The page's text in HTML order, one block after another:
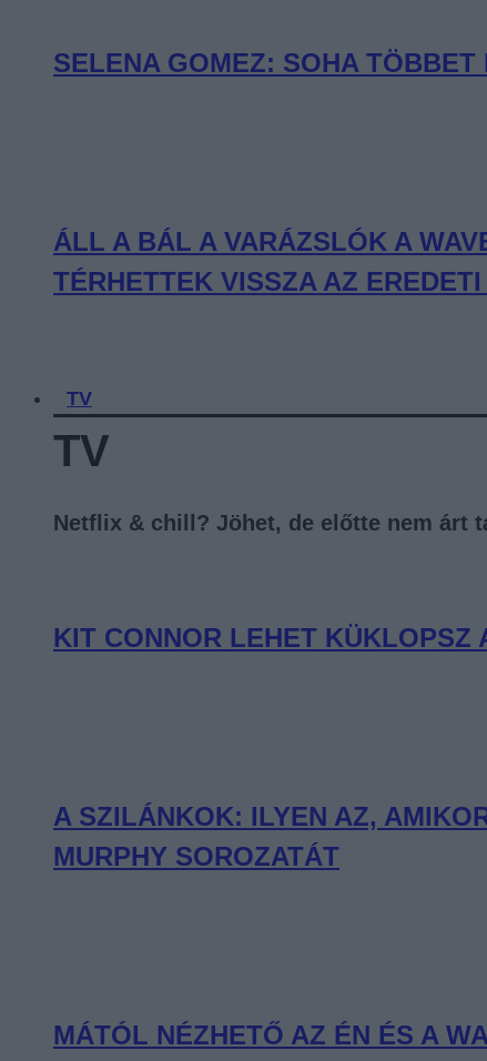
SELENA GOMEZ: SOHA
ÁLL A BÁL A VARÁZSLÓK A
TÉRHETTEK VISSZA AZ
TV
TV
Netflix & chill? Jöhet, de előtte nem árt
KIT CONNOR LEHET KÜKLOPSZ
A SZILÁNKOK: ILYEN AZ,
MURPHY SOROZATÁT
MÁTÓL NÉZHETŐ AZ ÉN ÉS A